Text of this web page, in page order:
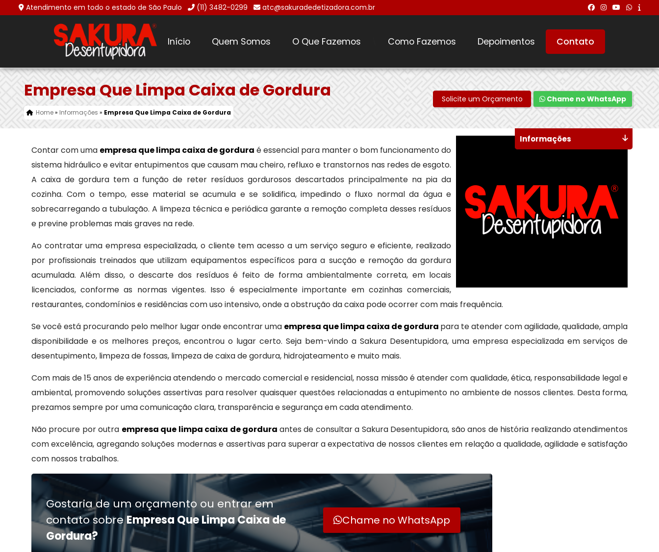
Atendimento em todo o estado de São Paulo (11) 3482-0299 atc@sakuradedetizadora.com.br
Início Quem Somos O Que Fazemos Como Fazemos Depoimentos Contato
Empresa Que Limpa Caixa de Gordura
Home» Informações » Empresa Que Limpa Caixa de Gordura
Solicite um Orçamento Chame no WhatsApp
Contar com uma empresa que limpa caixa de gordura é essencial para manter o bom funcionamento do
sistema hidráulico e evitar entupimentos que causam mau cheiro, refluxo e transtornos nas redes de esgoto.
A caixa de gordura tem a função de reter resíduos gordurosos descartados principalmente na pia da
cozinha. Com o tempo, esse material se acumula e se solidifica, impedindo o fluxo normal da água e
sobrecarregando a tubulação. A limpeza técnica e periódica garante a remoção completa desses resíduos
e previne problemas mais graves na rede.
Ao contratar uma empresa especializada, o cliente tem acesso a um serviço seguro e eficiente, realizado
por profissionais treinados que utilizam equipamentos específicos para a sucção e remoção da gordura
acumulada. Além disso, o descarte dos resíduos é feito de forma ambientalmente correta, em locais
licenciados, conforme as normas vigentes. Isso é especialmente importante em cozinhas comerciais,
restaurantes, condomínios e residências com uso intensivo, onde a obstrução da caixa pode ocorrer com mais frequência.
Se você está procurando pelo melhor lugar onde encontrar uma empresa que limpa caixa de gordura para te atender com agilidade, qualidade, ampla
disponibilidade e os melhores preços, encontrou o lugar certo. Seja bem-vindo a Sakura Desentupidora, uma empresa especializada em serviços de
desentupimento, limpeza de fossas, limpeza de caixa de gordura, hidrojateamento e muito mais.
Com mais de 15 anos de experiência atendendo o mercado comercial e residencial, nossa missão é atender com qualidade, ética, responsabilidade legal e
ambiental, promovendo soluções assertivas para resolver quaisquer questões relacionadas a entupimento no ambiente de nossos clientes. Desta forma,
prezamos sempre por uma comunicação clara, transparência e segurança em cada atendimento.
Não procure por outra empresa que limpa caixa de gordura antes de consultar a Sakura Desentupidora, são anos de história realizando atendimentos
com excelência, agregando soluções modernas e assertivas para superar a expectativa de nossos clientes em relação a qualidade, agilidade e satisfação
com nossos trabalhos.
Gostaria de um orçamento ou entrar em
contato sobreEmpresa Que Limpa Caixa de
Gordura?
Chame no WhatsApp
Informações